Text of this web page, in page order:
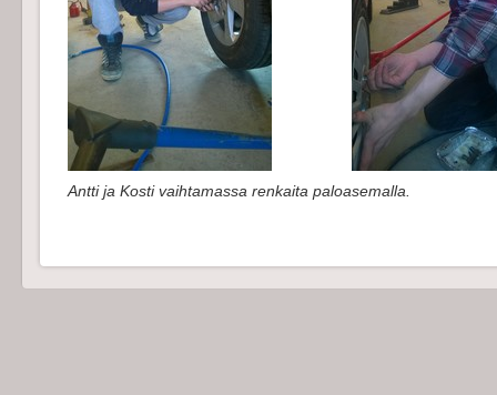
Antti ja Kosti vaihtamassa renkaita paloasemalla.